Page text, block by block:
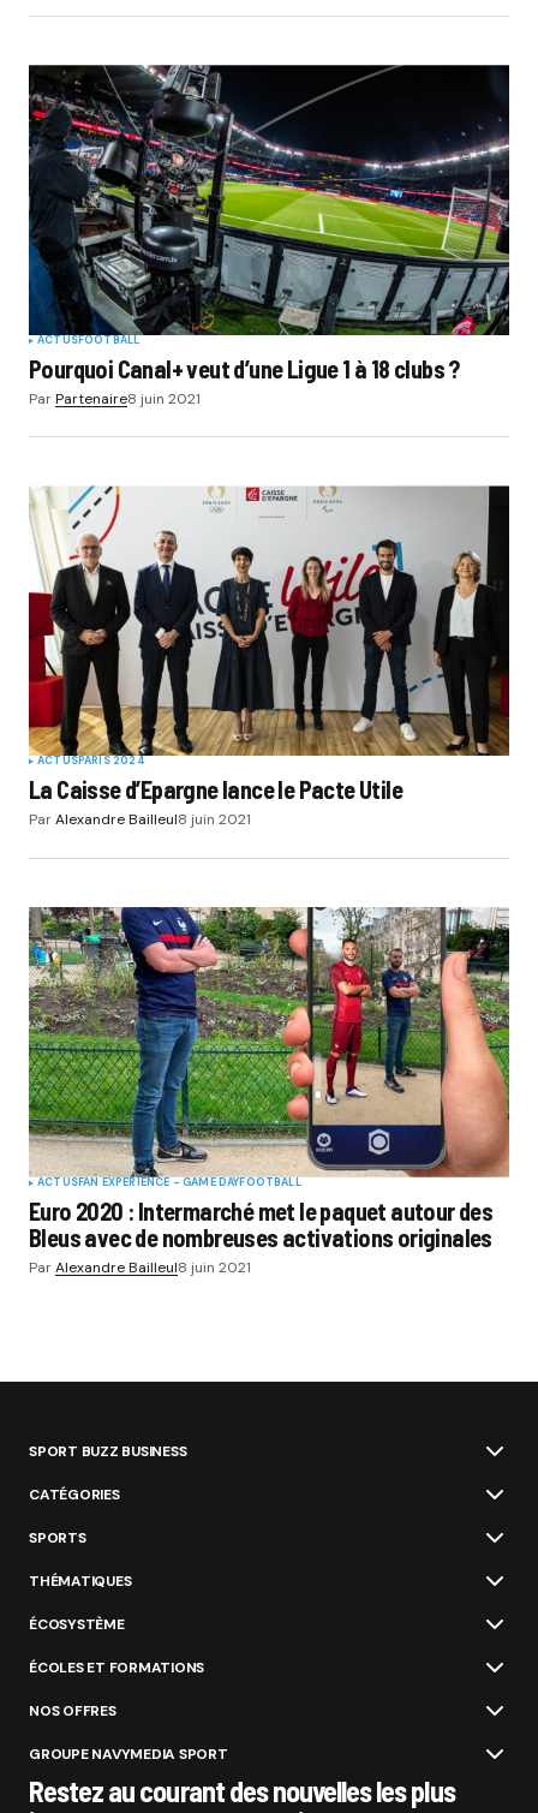
ACTUSFOOTBALL
Pourquoi Canal+ veut d’une Ligue 1 à 18 clubs ?
ParPartenaire8 juin 2021
ACTUSPARIS 2024
La Caisse d’Epargne lance le Pacte Utile
ParAlexandre Bailleul8 juin 2021
ACTUSFAN EXPERIENCE - GAME DAYFOOTBALL
Euro 2020 : Intermarché met le paquet autour des
Bleus avec de nombreuses activations originales
ParAlexandre Bailleul8 juin 2021
SPORT BUZZ BUSINESS
CATÉGORIES
SPORTS
THÉMATIQUES
ÉCOSYSTÈME
ÉCOLES ET FORMATIONS
NOS OFFRES
GROUPE NAVYMEDIA SPORT
Restez au courant des nouvelles les plus